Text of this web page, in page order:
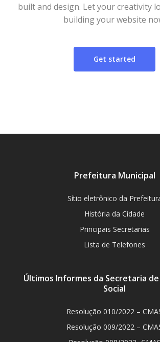
built and design. Let your creativity
building your website
Get started
Prefeitura Municipal
Sítio eletrônico da
História da Cidade
Principais Secretarias
Lista de Telefones
Últimos Informes da Secretaria
Social
Resolução 010/2022 –
Resolução 009/2022 –